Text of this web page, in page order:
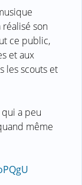
son
ce public,
et aux
les scouts et
qui a peu
même